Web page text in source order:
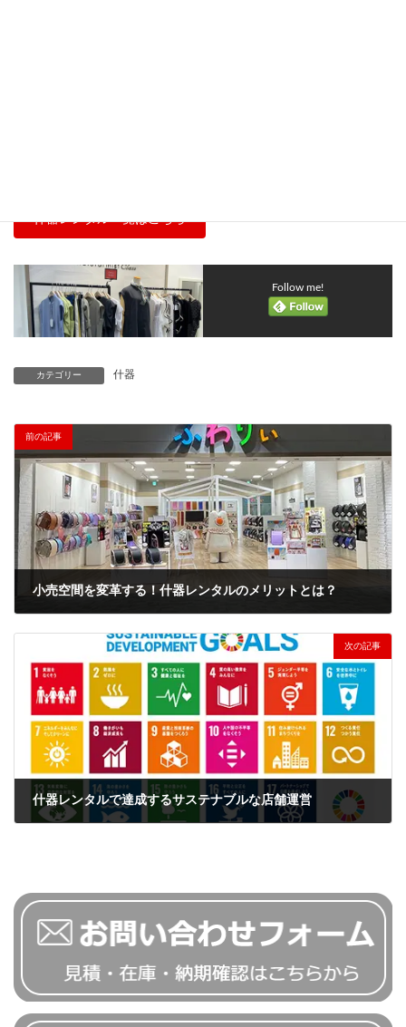
什器レンタル一覧はこちら
Follow me!
カテゴリー 什器
前の記事
小売空間を変革する！什器レンタルのメリットとは？
次の記事
什器レンタルで達成するサステナブルな店舗運営